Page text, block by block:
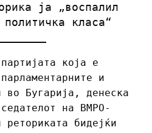
ја „воспалил
класа“
која е
и
во Бугарија, денеска
на ВМРО-
бидејќи